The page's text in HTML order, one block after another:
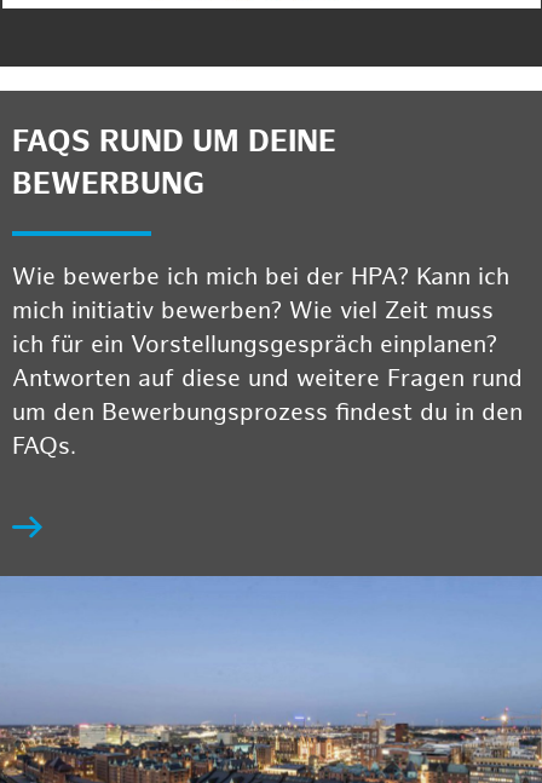
FAQS RUND UM DEINE
BEWERBUNG
Wie bewerbe ich mich bei der HPA? Kann ich
mich initiativ bewerben? Wie viel Zeit muss
ich für ein Vorstellungsgespräch einplanen?
Antworten auf diese und weitere Fragen rund
um den Bewerbungsprozess findest du in den
FAQs.